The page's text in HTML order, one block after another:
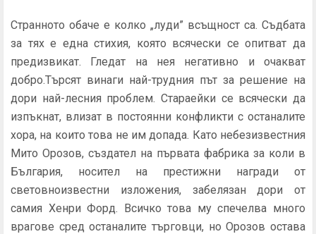
Странното обаче е колко „луди” всъщност са. Съдбата
за тях е една стихия, която всячески се опитват да
предизвикат. Гледат на нея негативно и очакват
добро.Търсят винаги най-трудния път за решение на
дори най-лесния проблем. Стараейки се всячески да
изпъкнат, влизат в постоянни конфликти с останалите
хора, на които това не им допада. Като небезизвестния
Мито Орозов, създател на първата фабрика за коли в
България, носител на престижни награди от
световноизвестни изложения, забелязан дори от
самия Хенри Форд. Всичко това му спечелва много
врагове сред останалите търговци, но Орозов остава